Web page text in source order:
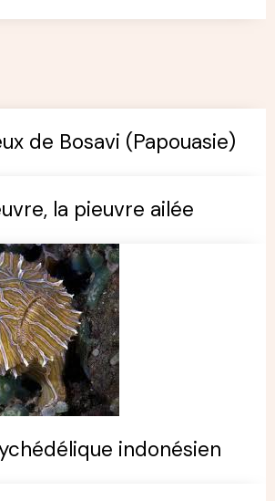
de Bosavi (Papouasie)
la pieuvre ailée
indonésien